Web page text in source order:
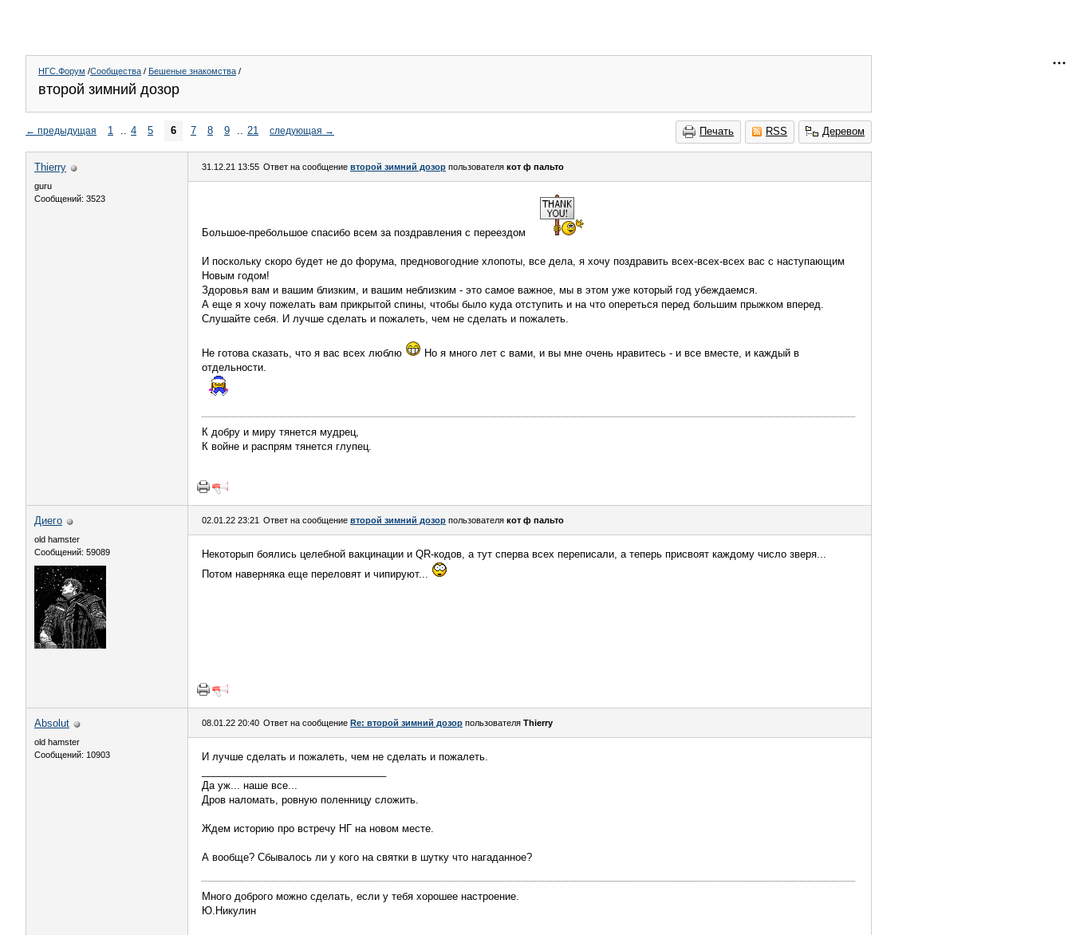
НГС.Форум /Сообщества / Бешеные знакомства /
второй зимний дозор
Печать RSS Деревом
← предыдущая 1 .. 4 5 6 7 8 9 .. 21 следующая →
Thierry
guru
Сообщений: 3523
31.12.21 13:55 Ответ на сообщение второй зимний дозор пользователя кот ф пальто
Большое-пребольшое спасибо всем за поздравления с переездом
И поскольку скоро будет не до форума, предновогодние хлопоты, все дела, я хочу поздравить всех-всех-всех вас с наступающим
Новым годом!
Здоровья вам и вашим близким, и вашим неблизким - это самое важное, мы в этом уже который год убеждаемся.
А еще я хочу пожелать вам прикрытой спины, чтобы было куда отступить и на что опереться перед большим прыжком вперед.
Слушайте себя. И лучше сделать и пожалеть, чем не сделать и пожалеть.
Не готова сказать, что я вас всех люблю
Но я много лет с вами, и вы мне очень нравитесь - и все вместе, и каждый в
отдельности.
К добру и миру тянется мудрец,
К войне и распрям тянется глупец.
Диего
old hamster
Сообщений: 59089
02.01.22 23:21 Ответ на сообщение второй зимний дозор пользователя кот ф пальто
Некоторып боялись целебной вакцинации и QR-кодов, а тут сперва всех переписали, а теперь присвоят каждому число зверя...
Потом наверняка еще переловят и чипируют...
Absolut
old hamster
Сообщений: 10903
08.01.22 20:40 Ответ на сообщение Re: второй зимний дозор пользователя Thierry
И лучше сделать и пожалеть, чем не сделать и пожалеть.
Да уж... наше все...
Дров наломать, ровную поленницу сложить.
Ждем историю про встречу НГ на новом месте.
А вообще? Сбывалось ли у кого на святки в шутку что нагаданное?
Много доброго можно сделать, если у тебя хорошее настроение.
Ю.Никулин